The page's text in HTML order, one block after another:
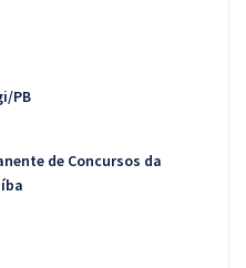
PB
de Concursos da